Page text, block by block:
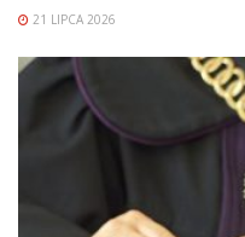
21 LIPCA 2026